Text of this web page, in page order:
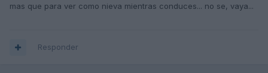
mas que para ver como nieva mientras conduces... no se, vaya...
Responder